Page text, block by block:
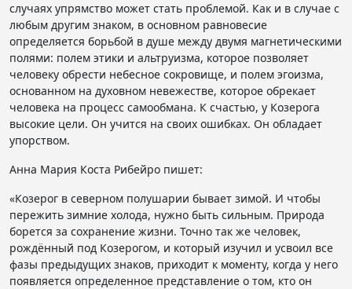
случаях упрямство может стать проблемой. Как и в случае с
любым другим знаком, в основном равновесие
определяется борьбой в душе между двумя магнетическими
полями: полем этики и альтруизма, которое позволяет
человеку обрести небесное сокровище, и полем эгоизма,
основанном на духовном невежестве, которое обрекает
человека на процесс самообмана. К счастью, у Козерога
высокие цели. Он учится на своих ошибках. Он обладает
упорством.
Анна Мария Коста Рибейро пишет:
«Козерог в северном полушарии бывает зимой. И чтобы
пережить зимние холода, нужно быть сильным. Природа
борется за сохранение жизни. Точно так же человек,
рождённый под Козерогом, и который изучил и усвоил все
фазы предыдущих знаков, приходит к моменту, когда у него
появляется определенное представление о том, кто он